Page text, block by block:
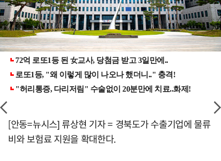
[안동=뉴시스] 류상현 기자 = 경북도가 수출기업에 물류
비와 보험료 지원을 확대한다.